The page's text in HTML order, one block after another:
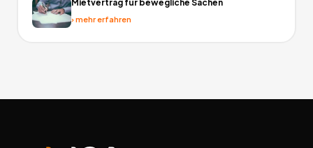
Mietvertrag für bewegliche Sachen
›mehr erfahren